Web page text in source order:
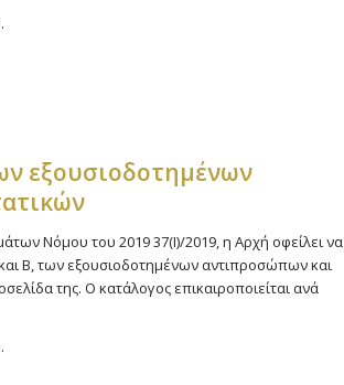
εξουσιοδοτημένων
Νόμου του 2019 37(Ι)/2019, η Αρχή οφείλει να
Β, των εξουσιοδοτημένων αντιπροσώπων και
της. Ο κατάλογος επικαιροποιείται ανά